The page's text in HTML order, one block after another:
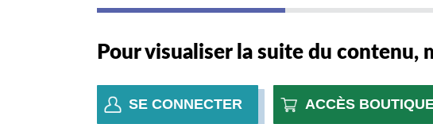
Pour visualiser la suite du contenu,
SE CONNECTER ACCÈS